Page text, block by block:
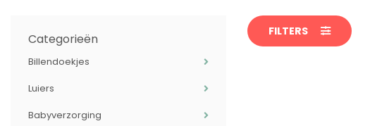
Categorieën
Billendoekjes
Luiers
Babyverzorging
FILTERS